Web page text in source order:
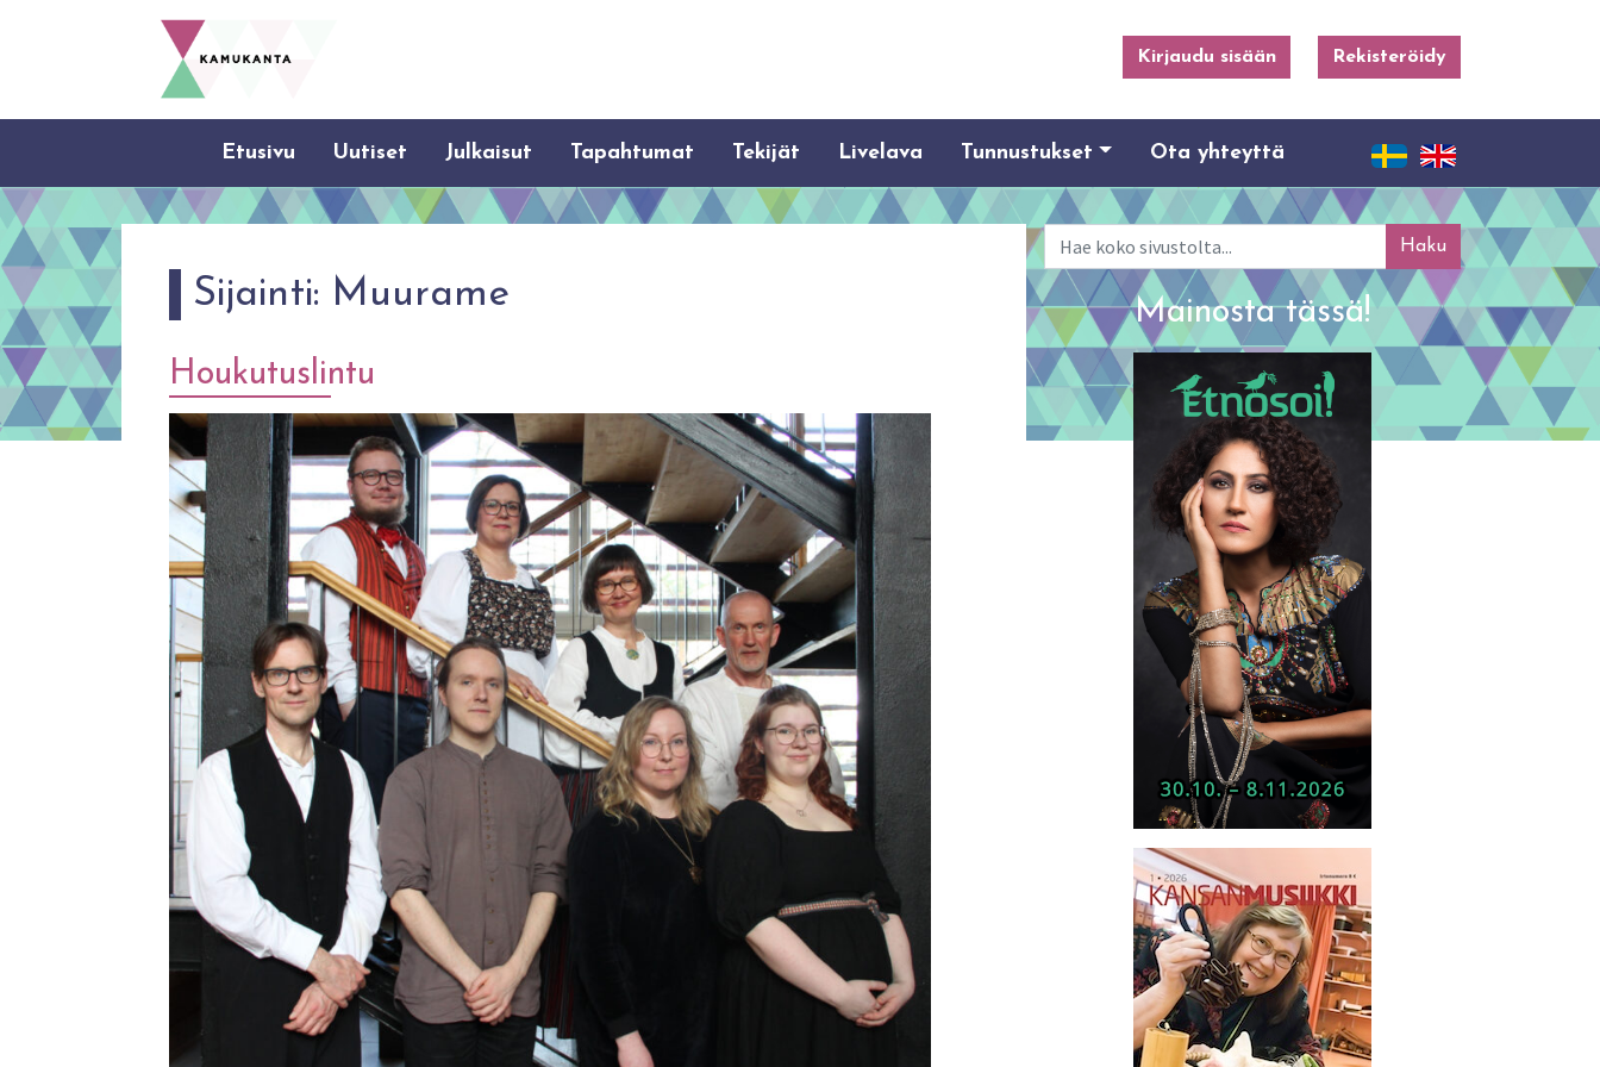
Kirjaudu sisään Rekisteröidy
Etusivu Uutiset Julkaisut Tapahtumat Tekijät Livelava Tunnustukset Ota yhteyttä
Sijainti: Muurame
Houkutuslintu
Haku
Mainosta tässä!